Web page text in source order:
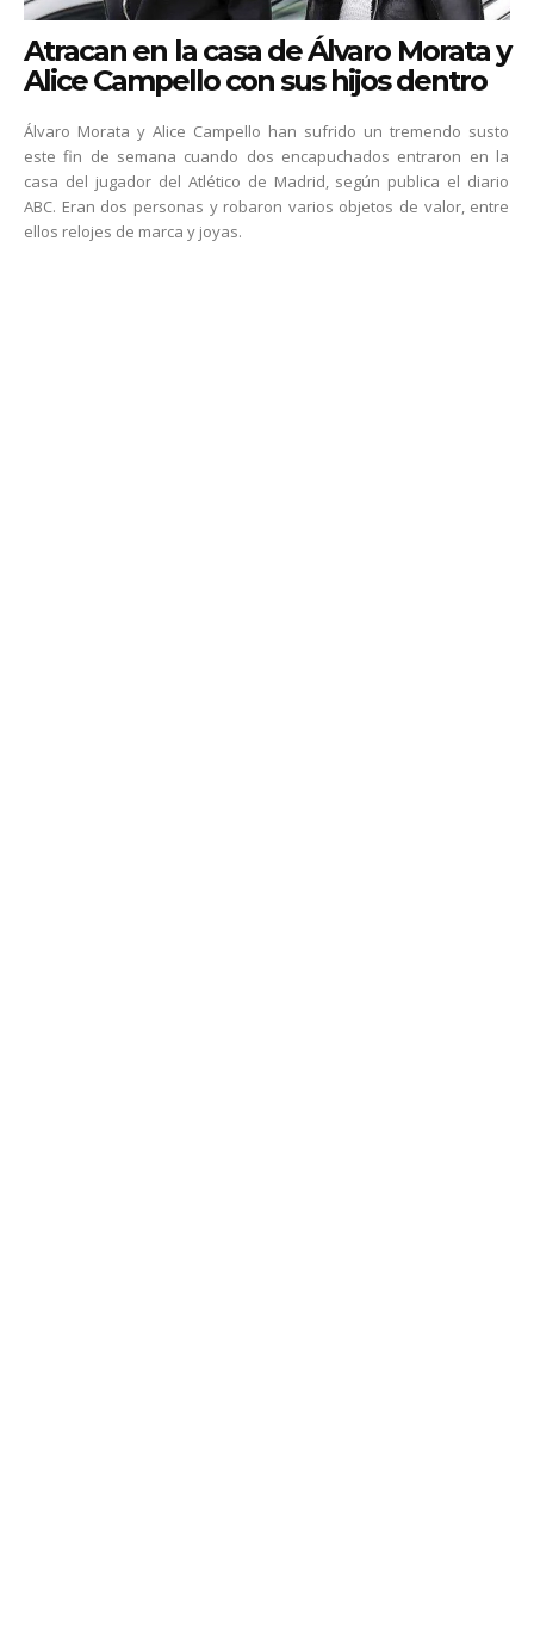
Atracan en la casa de Álvaro Morata y
Alice Campello con sus hijos dentro
Álvaro Morata y Alice Campello han sufrido un tremendo susto
este fin de semana cuando dos encapuchados entraron en la
casa del jugador del Atlético de Madrid, según publica el diario
ABC. Eran dos personas y robaron varios objetos de valor, entre
ellos relojes de marca y joyas.